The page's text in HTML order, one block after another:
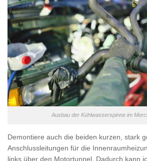
Ausbau der Kühlwasserspinne im
Demontiere auch die beiden kurzen, stark
Anschlussleitungen für die
links über den Motortunnel. Dadurch kann